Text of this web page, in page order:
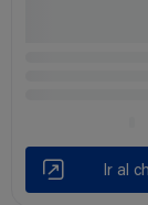
Ir al